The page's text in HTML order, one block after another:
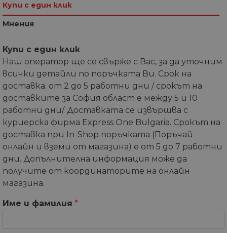
Купи с един клик
Мнения
Купи с един клик
Наш оператор ще се свърже с Вас, за да уточним
всички детайли по поръчката Ви. Срок на
доставка: от 2 до 5 работни дни / срокът на
доставките за София област е между 5 и 10
работни дни/. Доставката се извършва с
куриерска фирма Express One Bulgaria. Срокът на
доставка при In-Shop поръчката (Поръчай
онлайн и вземи от магазина) е от 5 до 7 работни
дни. Допълнителна информация може да
получите от координаторите на онлайн
магазина.
Име и фамилия *